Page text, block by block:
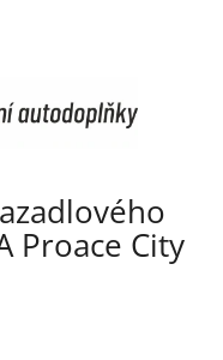
Proace City